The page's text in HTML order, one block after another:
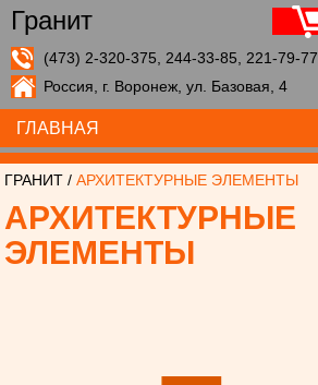
Гранит
(473) 2-320-375, 244-33-85, 221-79-77
Россия, г. Воронеж, ул. Базовая, 4
ГЛАВНАЯ
ГРАНИТ /АРХИТЕКТУРНЫЕ ЭЛЕМЕНТЫ
АРХИТЕКТУРНЫЕ
ЭЛЕМЕНТЫ